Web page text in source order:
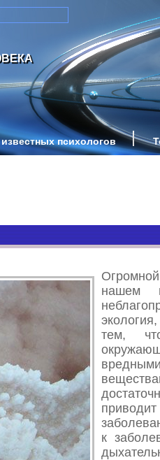
психологов
нашем
тем,
к